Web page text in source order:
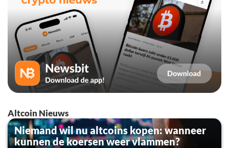
Altcoin Nieuws
Niemand wil nu altcoins kopen: wanneer
kunnen de koersen weer vlammen?